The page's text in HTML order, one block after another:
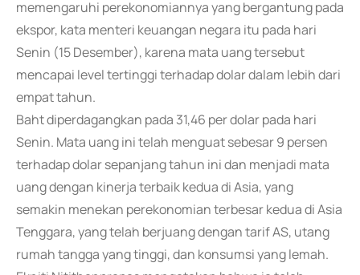
memengaruhi perekonomiannya yang bergantung pada
ekspor, kata menteri keuangan negara itu pada hari
Senin (15 Desember), karena mata uang tersebut
mencapai level tertinggi terhadap dolar dalam lebih dari
empat tahun.
Baht diperdagangkan pada 31,46 per dolar pada hari
Senin. Mata uang ini telah menguat sebesar 9 persen
terhadap dolar sepanjang tahun ini dan menjadi mata
uang dengan kinerja terbaik kedua di Asia, yang
semakin menekan perekonomian terbesar kedua di Asia
Tenggara, yang telah berjuang dengan tarif AS, utang
rumah tangga yang tinggi, dan konsumsi yang lemah.